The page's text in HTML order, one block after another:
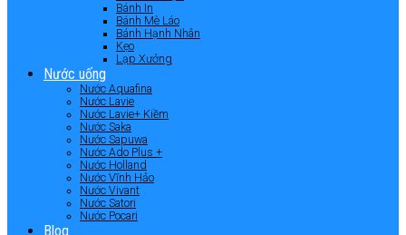
Bánh In
Bánh Mè Láo
Bánh Hạnh Nhân
Kẹo
Lạp Xưởng
Nước uống
Nước Aquafina
Nước Lavie
Nước Lavie+ Kiềm
Nước Saka
Nước Sapuwa
Nước Ado Plus +
Nước Holland
Nước Vĩnh Hảo
Nước Vivant
Nước Satori
Nước Pocari
Blog